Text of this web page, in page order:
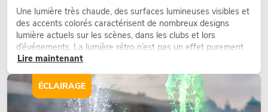
Une lumière très chaude, des surfaces lumineuses visibles et
des accents colorés caractérisent de nombreux designs
lumière actuels sur les scènes, dans les clubs et lors
d’événements. La lumière rétro n’est pas un effet purement
nostalgique, mais un outil de conception utilisé de manière
ciblée : elle crée une atmosphère, donne du caractère aux
scènes et peut rendre les configurations LED techniques plus
émotionnelles.
Lire maintenant
ÉCLAIRAGE